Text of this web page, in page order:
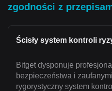
zgodności z
Ścisły system kontroli
Bitget dysponuje
bezpieczeństwa i
rygorystyczny system